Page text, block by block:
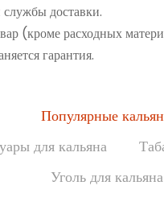
доставки.
(кроме расходных
гарантия.
Популярные
для кальяна
Уголь для кальяна